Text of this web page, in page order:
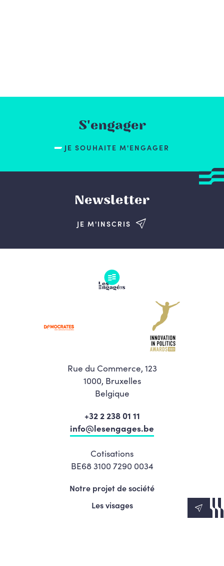
S'engager
JE SOUHAITE M'ENGAGER
Newsletter
JE M'INSCRIS
Rue du Commerce, 123
1000, Bruxelles
Belgique
+32 2 238 01 11
info@lesengages.be
Cotisations
BE68 3100 7290 0034
Notre projet de société
Les visages